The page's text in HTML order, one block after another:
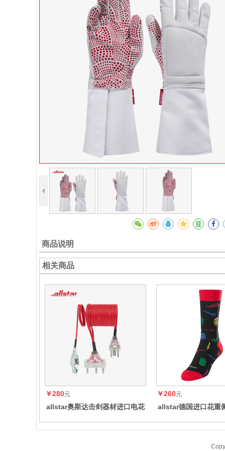
商品说明
相关商品
￥280元
allstar奥斯达击剑器材进口电花
￥260元
allstar德国进口花重